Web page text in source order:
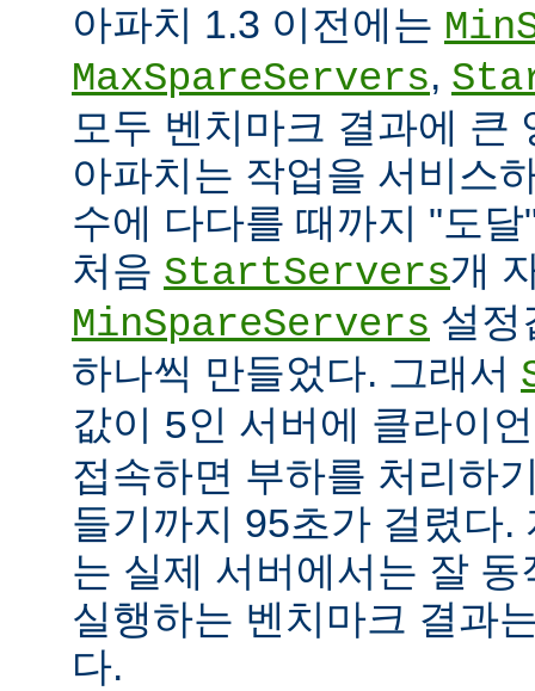
아파치 1.3 이전에는
MaxSpareServers,
모두 벤치마크 결과에 큰
아파치는 작업을 서비스
수에 다다를 때까지 "도
처음 StartServers개
MinSpareServers 설정
하나씩 만들었다. 그래서
값이 5인 서버에 클라이
접속하면 부하를 처리하
들기까지 95초가 걸렸다.
는 실제 서버에서는 잘
실행하는 벤치마크 결과
다.